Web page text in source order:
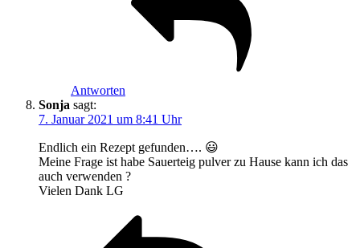
Antworten
Sonja sagt:
7. Januar 2021 um 8:41 Uhr
Endlich ein Rezept gefunden…. 😃
Meine Frage ist habe Sauerteig pulver zu Hause kann ich das
auch verwenden ?
Vielen Dank LG